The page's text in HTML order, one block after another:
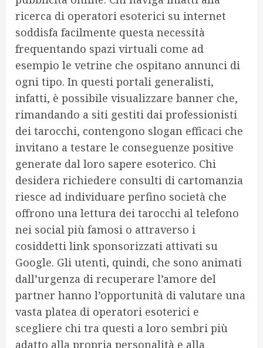
ricerca di operatori esoterici su internet
soddisfa facilmente questa necessità
frequentando spazi virtuali come ad
esempio le vetrine che ospitano annunci di
ogni tipo. In questi portali generalisti,
infatti, è possibile visualizzare banner che,
rimandando a siti gestiti dai professionisti
dei tarocchi, contengono slogan efficaci che
invitano a testare le conseguenze positive
generate dal loro sapere esoterico. Chi
desidera richiedere consulti di cartomanzia
riesce ad individuare perfino società che
offrono una lettura dei tarocchi al telefono
nei social più famosi o attraverso i
cosiddetti link sponsorizzati attivati su
Google. Gli utenti, quindi, che sono animati
dall’urgenza di recuperare l’amore del
partner hanno l’opportunità di valutare una
vasta platea di operatori esoterici e
scegliere chi tra questi a loro sembri più
adatto alla propria personalità e alla